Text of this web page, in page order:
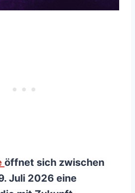
öffnet sich zwischen
Juli 2026 eine